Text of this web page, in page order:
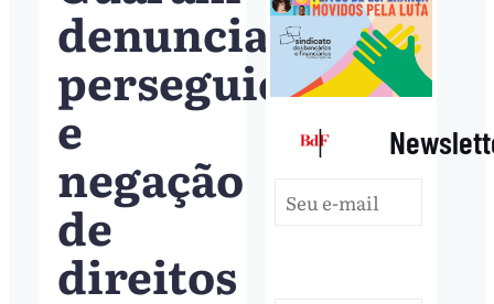
denuncia
perseguição
e
negação
de
direitos
|